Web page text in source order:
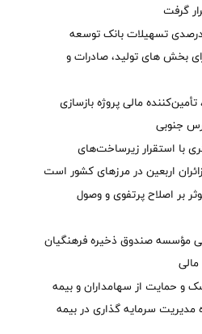
گرفت
40 درصدی تسهیلات بانک توسعه
بخش های تولید، صادرات و
مالی پروژه بازسازی
با استقرار زیرساخت‌های
اربعین در مرزهای کشور است
بر اصلاح پرتفوی و وصول
مؤسسه صندوق ذخیره فرهنگیان
و حمایت از سهامداران و بیمه
مدیریت سرمایه گذاری در بیمه